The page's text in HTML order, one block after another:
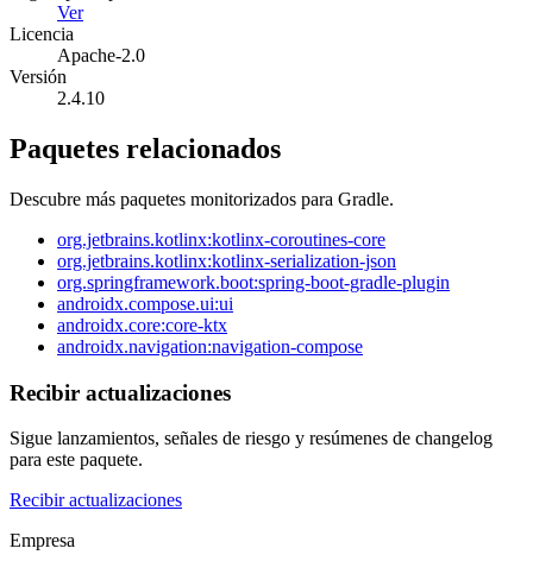
Ver
Licencia
Apache-2.0
Versión
2.4.10
Paquetes relacionados
Descubre más paquetes monitorizados para Gradle.
org.jetbrains.kotlinx:kotlinx-coroutines-core
org.jetbrains.kotlinx:kotlinx-serialization-json
org.springframework.boot:spring-boot-gradle-plugin
androidx.compose.ui:ui
androidx.core:core-ktx
androidx.navigation:navigation-compose
Recibir actualizaciones
Sigue lanzamientos, señales de riesgo y resúmenes de changelog
para este paquete.
Recibir actualizaciones
Empresa